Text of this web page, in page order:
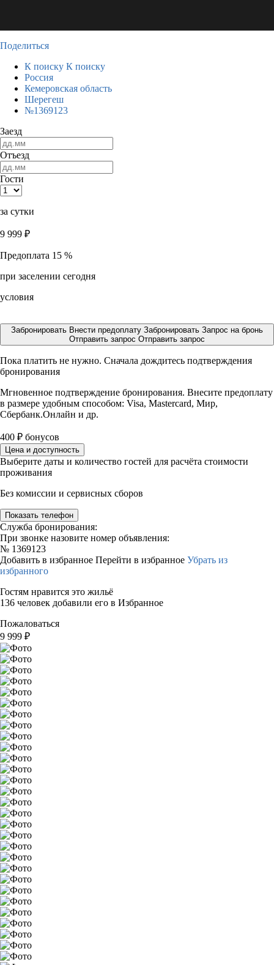
Поделиться
К поиску К поиску
Россия
Кемеровская область
Шерегеш
№1369123
Заезд
Отъезд
Гости
за сутки
9 999 ₽
Предоплата 15 %
при заселении сегодня
условия
Забронировать Внести предоплату Забронировать Запрос на бронь
Отправить запрос Отправить запрос
Пока платить не нужно. Сначала дождитесь подтверждения
бронирования
Мгновенное подтверждение бронирования. Внесите предоплату
в размере удобным способом: Visa, Mastercard, Мир,
Сбербанк.Онлайн и др.
400 ₽ бонусов
Цена и доступность
Выберите даты и количество гостей для расчёта стоимости
проживания
Без комиссии и сервисных сборов
Показать телефон
Служба бронирования:
При звонке назовите номер объявления:
№ 1369123
Добавить в избранное Перейти в избранное Убрать из
избранного
Гостям нравится это жильё
136 человек добавили его в Избранное
Пожаловаться
9 999 ₽